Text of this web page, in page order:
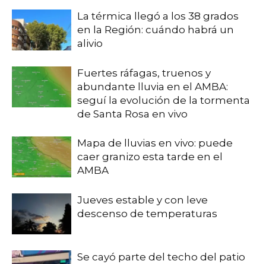
La térmica llegó a los 38 grados
en la Región: cuándo habrá un
alivio
Fuertes ráfagas, truenos y
abundante lluvia en el AMBA:
seguí la evolución de la tormenta
de Santa Rosa en vivo
Mapa de lluvias en vivo: puede
caer granizo esta tarde en el
AMBA
Jueves estable y con leve
descenso de temperaturas
Se cayó parte del techo del patio